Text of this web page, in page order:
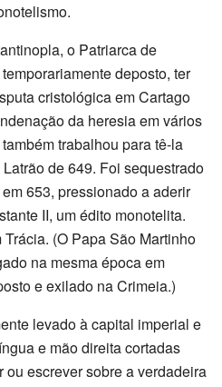
o Patriarca de
deposto, ter
cristológica em Cartago
da heresia em vários
trabalhou para tê-la
de 649. Foi sequestrado
653, pressionado a aderir
II, um édito monotelita.
(O Papa São Martinho
na mesma época em
e exilado na Crimeia.)
levado à capital imperial e
e mão direita cortadas
escrever sobre a verdadeira